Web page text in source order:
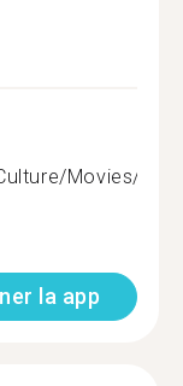
Movies/
la app